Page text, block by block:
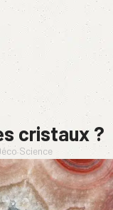
cristaux ?
Science